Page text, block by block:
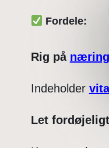
Fordele:
Rig på
Indeholder
Let